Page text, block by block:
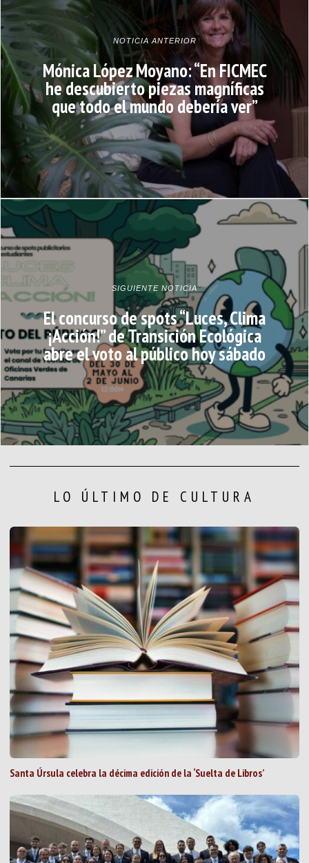
NOTICIA ANTERIOR
Mónica López Moyano: “En FICMEC
he descubierto piezas magníficas
que todo el mundo debería ver”
SIGUIENTE NOTICIA
El concurso de spots “Luces, Clima
¡Acción!” de Transición Ecológica
abre el voto al público hoy sábado
LO ÚLTIMO DE CULTURA
Santa Úrsula celebra la décima edición de la ‘Suelta de Libros’